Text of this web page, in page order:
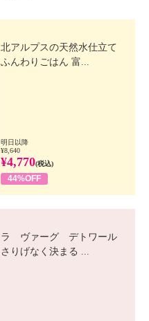
北アルプスの天然水仕立て
ふんわりごはん 富...
明日以降
¥8,640
¥4,770(税込)
44%OFF
ラ ヴァーグ デトワール
さりげなく決まる ...